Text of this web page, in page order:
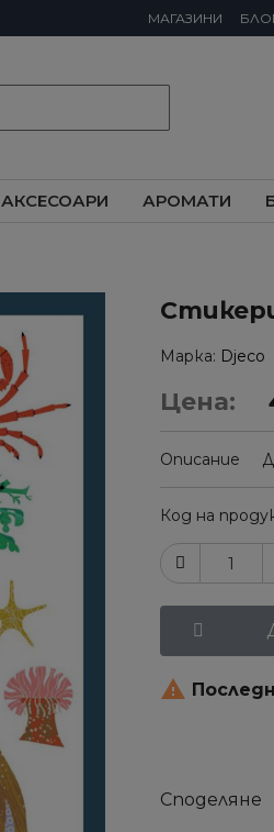
МАГАЗИНИ
АКСЕСОАРИ АРОМАТИ
Марка Djeco
Цена:
Описание
Код на

Споделяне